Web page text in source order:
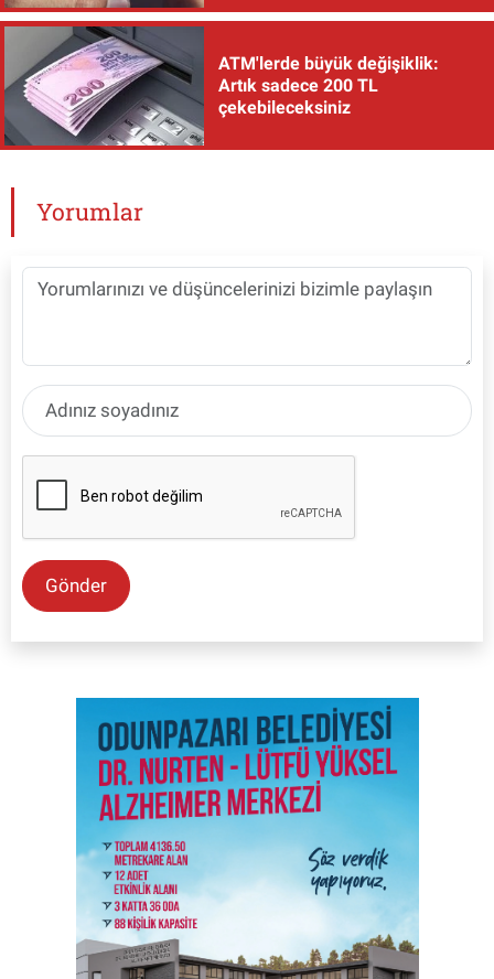
ATM'lerde büyük değişiklik:
Artık sadece 200 TL
çekebileceksiniz
Yorumlar
Gönder